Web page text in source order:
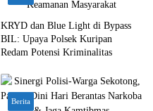
KRYD dan Blue Light di Bypass
BIL: Upaya Polsek Kuripan
Redam Potensi Kriminalitas
Berita